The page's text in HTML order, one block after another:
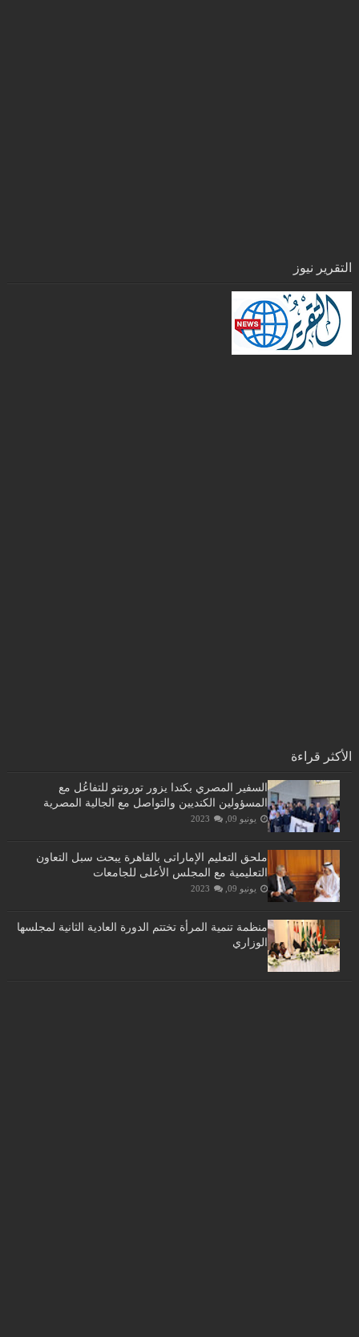
التقرير نيوز
الأكثر قراءة
السفير المصري بكندا يزور تورونتو للتفاعُل مع
المسؤولين الكنديين والتواصل مع الجالية المصرية
يونيو 09, 2023
ملحق التعليم الإماراتى بالقاهرة يبحث سبل التعاون
التعليمية مع المجلس الأعلى للجامعات
يونيو 09, 2023
منظمة تنمية المرأة تختتم الدورة العادية الثانية لمجلسها
الوزاري